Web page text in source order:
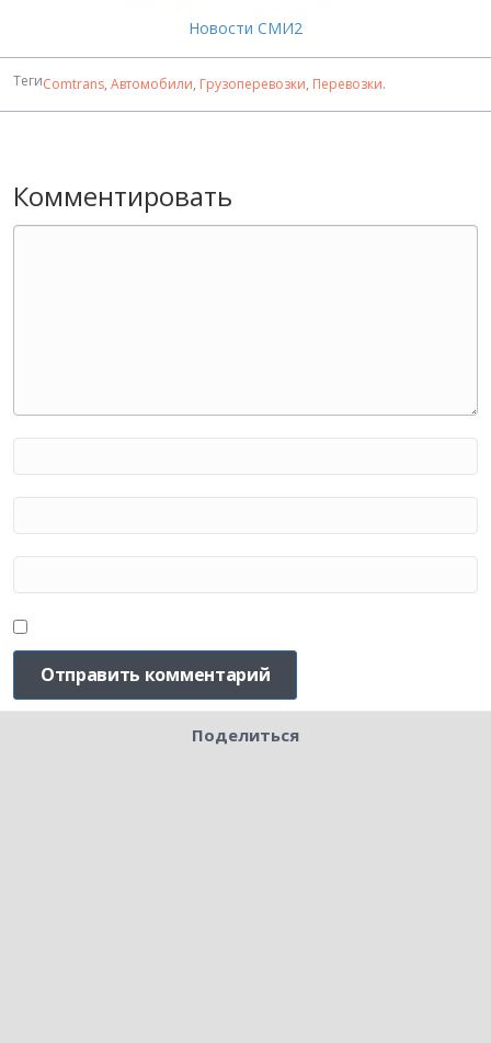
Новости СМИ2
ТегиComtrans, Автомобили, Грузоперевозки, Перевозки.
Комментировать
Поделиться